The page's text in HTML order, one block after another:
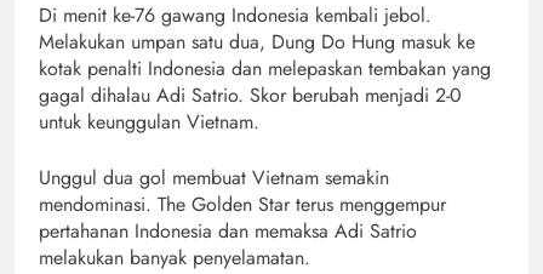
Di menit ke-76 gawang Indonesia kembali jebol.
Melakukan umpan satu dua, Dung Do Hung masuk ke
kotak penalti Indonesia dan melepaskan tembakan yang
gagal dihalau Adi Satrio. Skor berubah menjadi 2-0
untuk keunggulan Vietnam.
Unggul dua gol membuat Vietnam semakin
mendominasi. The Golden Star terus menggempur
pertahanan Indonesia dan memaksa Adi Satrio
melakukan banyak penyelamatan.